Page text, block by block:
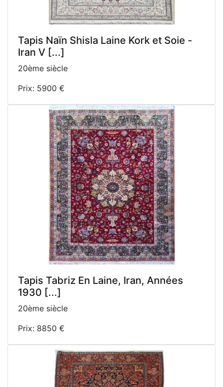
Tapis Naïn Shisla Laine Kork et Soie -
Iran V [...]
20ème siècle
Prix: 5900 €
Tapis Tabriz En Laine, Iran, Années
1930 [...]
20ème siècle
Prix: 8850 €